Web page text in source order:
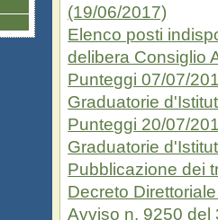
(19/06/2017)
Elenco posti
delibera Consiglio
Punteggi 07/07/
Graduatorie
Punteggi 20/07/
Graduatorie
Pubblicazione dei
Decreto
Avviso n. 9250 del